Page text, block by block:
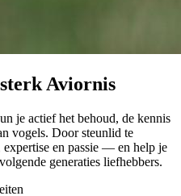
Aviornis
je actief het behoud, de kennis
vogels. Door steunlid te
en passie — en help je
generaties liefhebbers.